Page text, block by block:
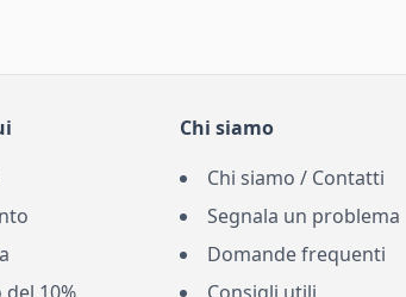
Chi siamo
Chi siamo / Contatti
Segnala un problema
Domande frequenti